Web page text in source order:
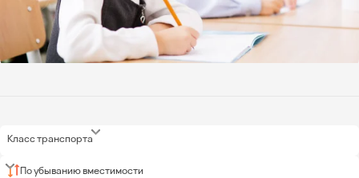
Класс транспорта
По убыванию вместимости